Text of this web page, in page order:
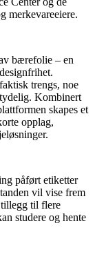
merkevareeiere.
bærefolie – en
trengs, noe
Kombinert
skapes et
opplag,
påført etiketter
vil vise frem
tillegg til flere
studere og hente